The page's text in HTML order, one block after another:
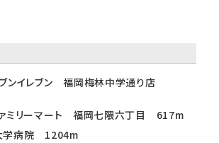
ンイレブン 福岡梅林中学通り店
ァミリーマート 福岡七隈六丁目 617m
学病院 1204m